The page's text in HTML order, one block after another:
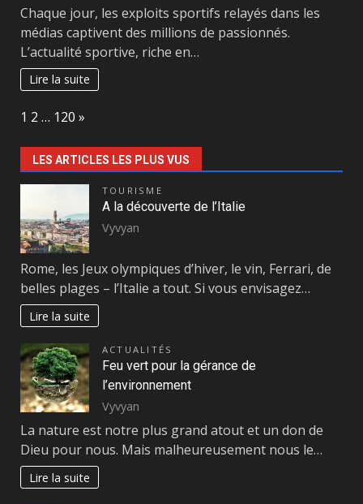
Chaque jour, les exploits sportifs relayés dans les
médias captivent des millions de passionnés.
L’actualité sportive, riche en…
Lire la suite
Page:
1 2 … 120 Next
»
LES ARTICLES LES PLUS VUS
TOURISME
A la découverte de l’Italie
Vyvyan
Rome, les Jeux olympiques d’hiver, le vin, Ferrari, de
belles plages – l’Italie a tout. Si vous envisagez…
Lire la suite
ACTUALITÉS
Feu vert pour la gérance de
l’environnement
Vyvyan
La nature est notre plus grand atout et un don de
Dieu pour nous. Mais malheureusement nous le…
Lire la suite